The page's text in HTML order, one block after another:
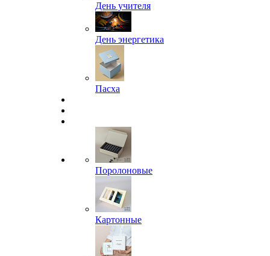
День учителя
День энергетика
Пасха
Поролоновые
Картонные